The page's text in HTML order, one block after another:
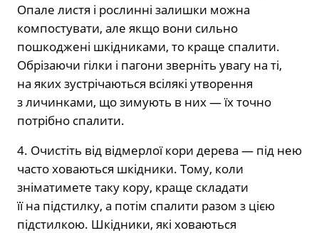
Опале листя і рослинні залишки можна
компостувати, але якщо вони сильно
пошкоджені шкідниками, то краще спалити.
Обрізаючи гілки і пагони зверніть увагу на ті,
на яких зустрічаються всілякі утворення
з личинками, що зимують в них — їх точно
потрібно спалити.
4. Очистіть від відмерлої кори дерева — під нею
часто ховаються шкідники. Тому, коли
зніматимете таку кору, краще складати
її на підстилку, а потім спалити разом з цією
підстилкою. Шкідники, які ховаються